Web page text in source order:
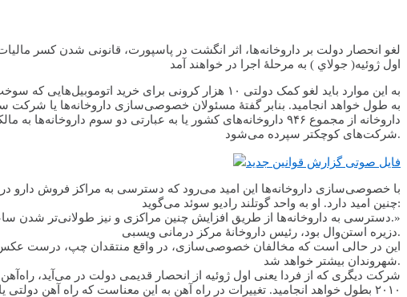
لغو انحصار دولت بر داروخانه‌ها، اثر انگشت در پاسپورت، قانونی شدن کسر
اول ژوئیه( جولاي ) به مرحلۀ اجرا در خواهند آمد
به این موارد باید لغو کمک دولتی ۱۰ هزار کرونی
شرکت‌های کوچکتر سپرده می‌شود.
فایل صوتی گزارش قوانین جدید
با خصوصی‌سازی داروخانه‌ها این امید می‌رود که دسترسی به مراکز فروش دارو
چنین امید دارد. او به واحد گوتلند رادیو سوئد می‌گوید:
«دسترسی به داروخانه‌ها از طریق افزایش چنین مراکزی و نیز طولانی‌تر شدن ساعات کار آنها، بیشتر خواهد شد. از این گذشته می‌توان امیدوار بود که قیمت دارو نیز در رقابت داروخانه‌ها پائین آورد شود.»
دزیره استن‌وال بود، رئیس داروخانۀ مرکز درمانی ویسبی.
این در حالی است که مخالفان خصوصی‌سازی، در واقع منتقدان چپ، درست عکس
شهروندان بیشتر خواهد شد.
شرکت دیگری که از فردا یعنی اول ژوئیه از انحصار قدیمی دولت در می‌آید،
۲۰۱۰ بطول خواهد انجامید. تغییرات در راه آهن به این معناست که راه آهن